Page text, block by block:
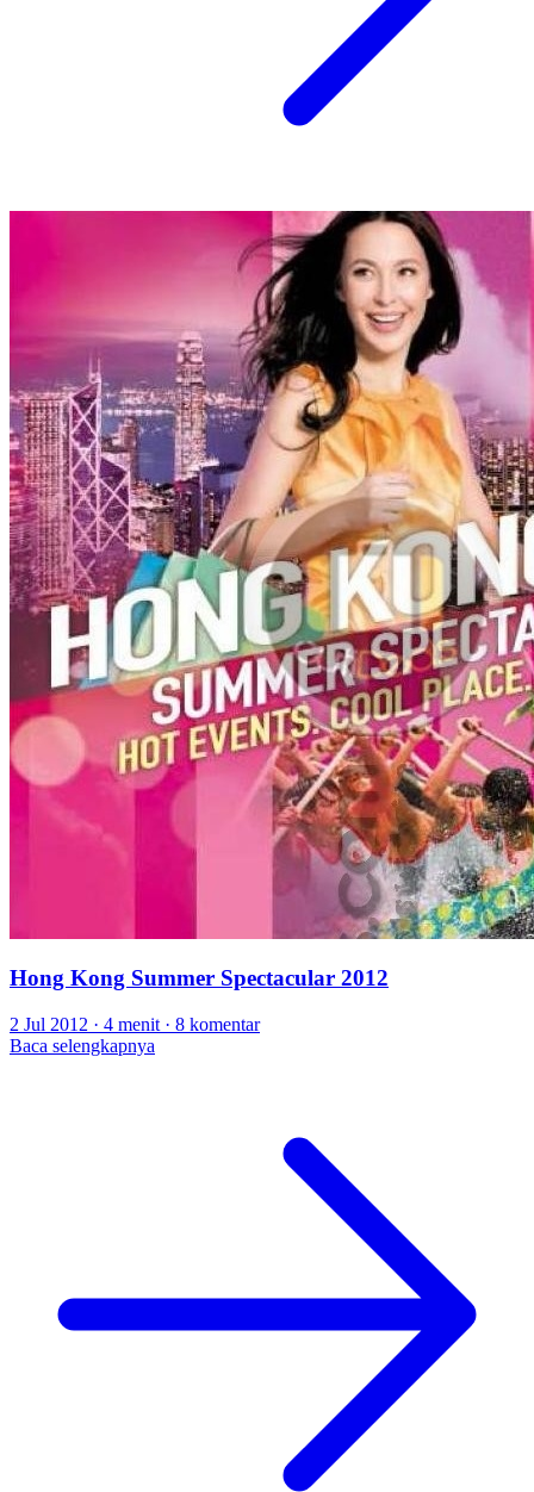
Hong Kong Summer Spectacular 2012
2 Jul 2012 · 4 menit · 8 komentar
Baca selengkapnya